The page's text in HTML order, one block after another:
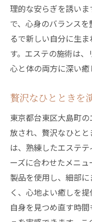
理的な安らぎを誘い
で、心身のバランス
るで新しい自分に生
す。エステの施術は、
心と体の両方に深い癒
贅沢なひとときを
東京都台東区大島町
放され、贅沢なひと
は、熟練したエステ
ーズに合わせたメニ
製品を使用し、細部
く、心地よい癒しを
自身を見つめ直す時